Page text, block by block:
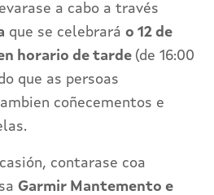
a cabo a través
que se celebrará o 12 de
horario de tarde (de 16:00
que as persoas
coñecementos e
contarase coa
Garmir Mantemento e